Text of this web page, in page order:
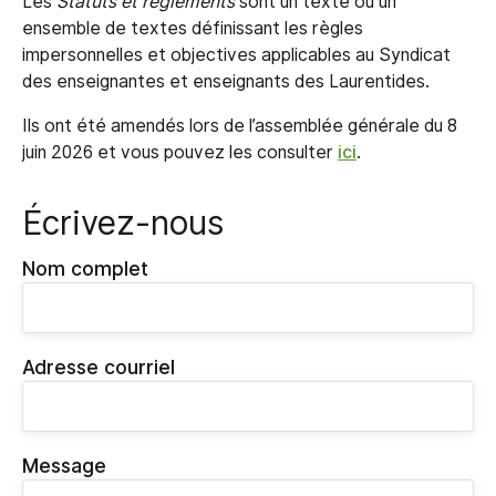
ensemble de textes définissant les règles
impersonnelles et objectives applicables au Syndicat
des enseignantes et enseignants des Laurentides.
Ils ont été amendés lors de l’assemblée générale du 8
juin 2026 et vous pouvez les consulter ici.
Écrivez-nous
Nom complet
Adresse courriel
Message